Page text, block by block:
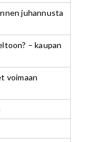
juhannusta
– kaupan
voimaan